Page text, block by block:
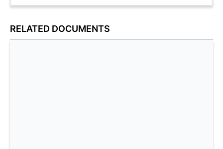
RELATED DOCUMENTS